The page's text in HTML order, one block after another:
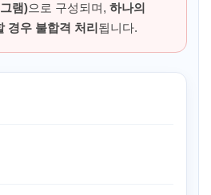
램)으로 구성되며, 하나의
경우 불합격 처리됩니다.